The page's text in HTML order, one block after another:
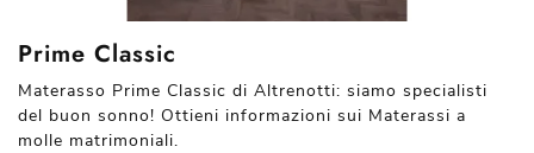
Prime Classic
Materasso Prime Classic di Altrenotti: siamo specialisti
del buon sonno! Ottieni informazioni sui Materassi a
molle matrimoniali.